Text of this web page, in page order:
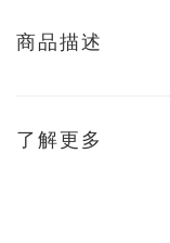
商品描述
了解更多